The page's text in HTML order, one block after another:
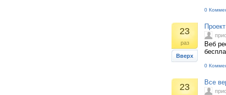
0
23
раз
Вверх
Веб
0
23 Все